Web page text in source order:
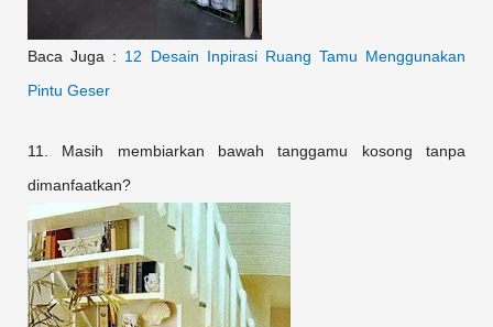
Baca Juga : 12 Desain Inpirasi Ruang Tamu Menggunakan
Pintu Geser
11. Masih membiarkan bawah tanggamu kosong tanpa
dimanfaatkan?